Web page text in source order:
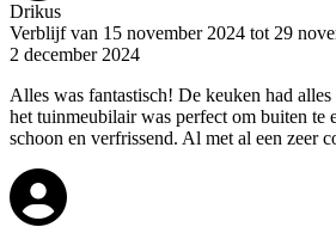
Drikus
Verblijf van 15 november 2024 tot 29
2 december 2024
Alles was fantastisch! De keuken had
het tuinmeubilair was perfect om buiten te
schoon en verfrissend. Al met al een zeer